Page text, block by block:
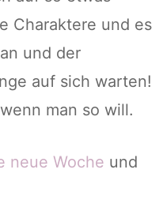
Charaktere und es
und der
auf sich warten!
wenn man so will.
neue Woche und